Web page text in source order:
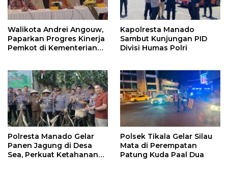
Walikota Andrei Angouw,
Paparkan Progres Kinerja
Pemkot di Kementerian
Kapolresta Manado
Sambut Kunjungan PID
Divisi Humas Polri
Polresta Manado Gelar
Panen Jagung di Desa
Sea, Perkuat Ketahanan
Polsek Tikala Gelar Silau
Mata di Perempatan
Patung Kuda Paal Dua